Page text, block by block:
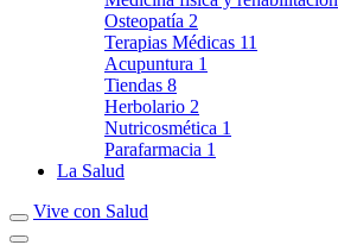
Osteopatía 2
Terapias Médicas 11
Acupuntura 1
Tiendas 8
Herbolario 2
Nutricosmética 1
Parafarmacia 1
La Salud
Vive con Salud